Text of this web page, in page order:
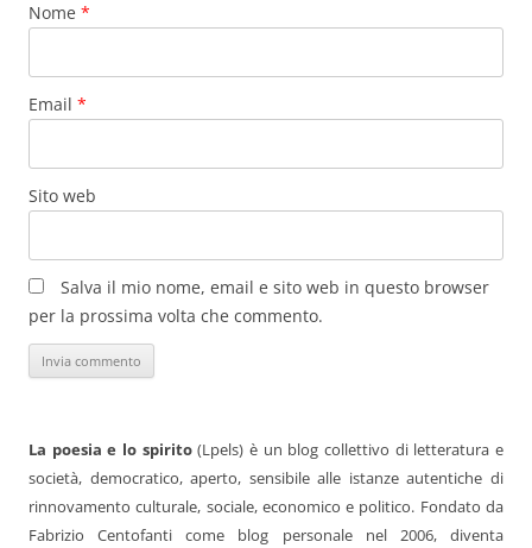
Nome *
Email *
Sito web
Salva il mio nome, email e sito web in questo browser
per la prossima volta che commento.
La poesia e lo spirito(Lpels) è un blog collettivo di letteratura e
società, democratico, aperto, sensibile alle istanze autentiche di
rinnovamento culturale, sociale, economico e politico. Fondato da
Fabrizio Centofanti come blog personale nel 2006, diventa